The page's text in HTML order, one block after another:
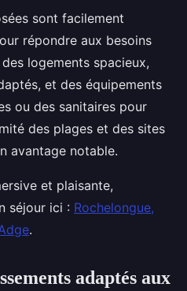
sont facilement
répondre aux besoins
logements spacieux,
et des équipements
ou des sanitaires pour
des plages et des sites
avantage notable.
et plaisante,
séjour ici : Rochelongue,
.
adaptés aux